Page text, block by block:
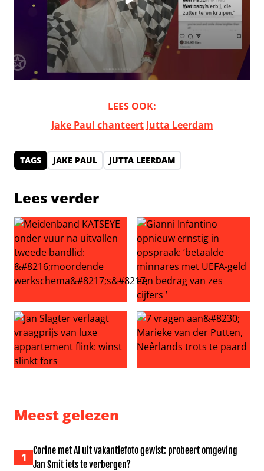
LEES OOK:
Jake Paul chanteert Jutta Leerdam
TAGS JAKE PAUL JUTTA LEERDAM
Lees verder
Meidenband KATSEYE onder vuur na uitvallen tweede
Gianni Infantino opnieuw
Meest gelezen
1
Corine met AI uit vakantiefoto gewist: probeert omgeving
Jan Smit iets te verbergen?